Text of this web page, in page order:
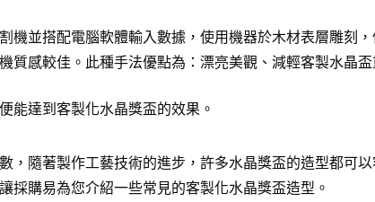
機並搭配電腦軟體輸入數據，使用機器於木材表層雕刻
感較佳。此種手法優點為：漂亮美觀、減輕客製水晶盃
能達到客製化水晶獎盃的效果。
，隨著製作工藝技術的進步，許多水晶獎盃的造型都可
採購易為您介紹一些常見的客製化水晶獎盃造型。